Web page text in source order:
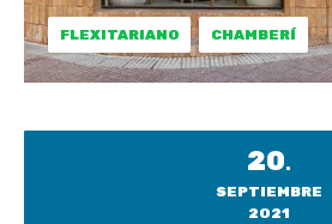
FLEXITARIANO CHAMBERÍ
20.
SEPTIEMBRE
2021